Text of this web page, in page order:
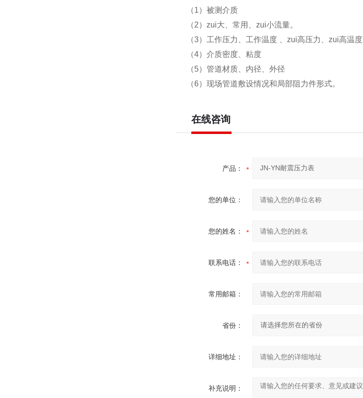
（1）被测介质
（2）zui大、常用、zui小流量。
（3）工作压力、工作温度 、zui高压力、zui高温度
（4）介质密度、粘度
（5）管道材质、内径、外径
（6）现场管道敷设情况和局部阻力件形式。
在线咨询
产品：
您的单位：
您的姓名：
联系电话：
常用邮箱：
省份：
详细地址：
补充说明：